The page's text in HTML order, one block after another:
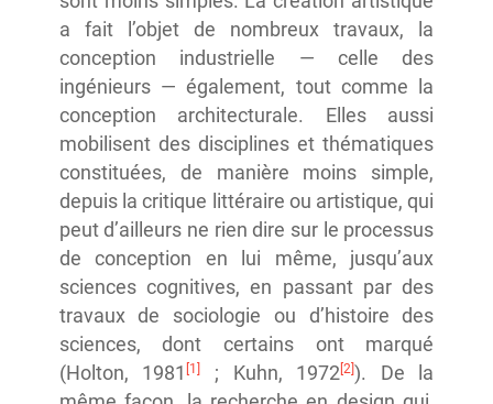
a fait l’objet de nombreux travaux, la
conception industrielle — celle des
ingénieurs — également, tout comme la
conception architecturale. Elles aussi
mobilisent des disciplines et thématiques
constituées, de manière moins simple,
depuis la critique littéraire ou artistique, qui
peut d’ailleurs ne rien dire sur le processus
de conception en lui même, jusqu’aux
sciences cognitives, en passant par des
travaux de sociologie ou d’histoire des
sciences, dont certains ont marqué
(Holton, 1981 [1] ; Kuhn, 1972 [2]). De la